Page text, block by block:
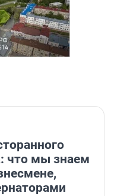
что мы знаем